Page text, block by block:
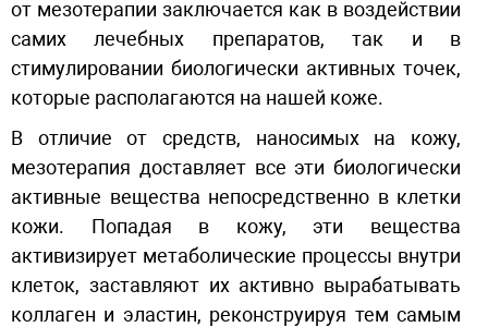
от мезотерапии заключается как в воздействии
самих лечебных препаратов, так и в
стимулировании биологически активных точек,
которые располагаются на нашей коже.
В отличие от средств, наносимых на кожу,
мезотерапия доставляет все эти биологически
активные вещества непосредственно в клетки
кожи. Попадая в кожу, эти вещества
активизирует метаболические процессы внутри
клеток, заставляют их активно вырабатывать
коллаген и эластин, реконструируя тем самым